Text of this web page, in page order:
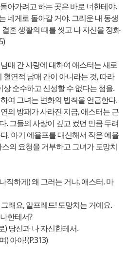
아가려고 하는 곳은 바로 너한테야.
네게로 돌아갈 거야. 그리운 내 동생
혼 생활의 때를 씻고 나 자신을 정화
매 간 사랑에 대하여 애스터는 새로
연적 남매 간이 아니라는 것, 따라
순수하고 신성할 수 없다는 점을.
여 그녀는 변화의 법칙을 언급한다.
의 방패가 사라진 지금, 애스터는 근
. 그들의 사랑이 깊고 컸던 만큼 두려
. 아기 에욜프를 대신해서 작은 에욜
의 요청을 거부하고 그녀가 도망치
직하게) 왜 그러는 거냐, 애스터. 마
래요, 알프레드! 도망치는 거예요.
한테서?
) 당신과 나 자신한테서.
) 아아! (P.313)